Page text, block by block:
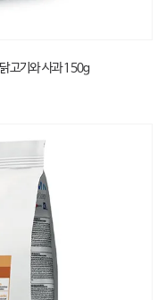
고기와 사과 150g